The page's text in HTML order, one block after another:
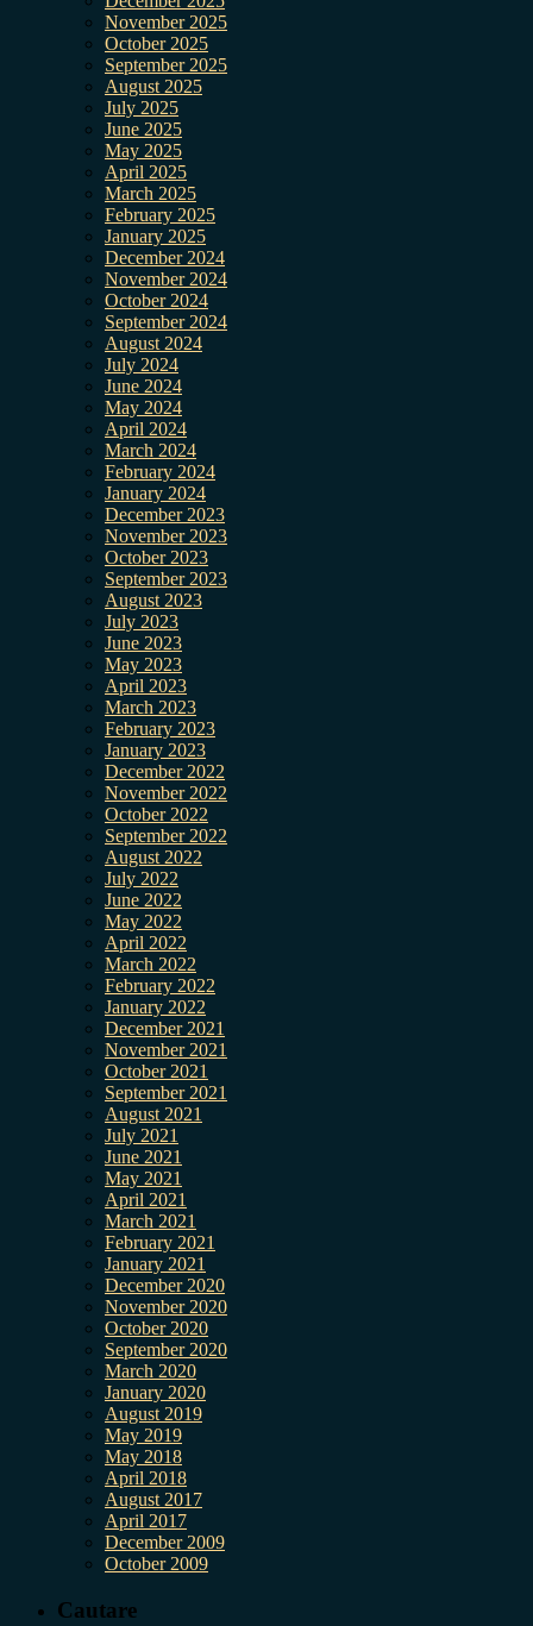
November 2025
October 2025
September 2025
August 2025
July 2025
June 2025
May 2025
April 2025
March 2025
February 2025
January 2025
December 2024
November 2024
October 2024
September 2024
August 2024
July 2024
June 2024
May 2024
April 2024
March 2024
February 2024
January 2024
December 2023
November 2023
October 2023
September 2023
August 2023
July 2023
June 2023
May 2023
April 2023
March 2023
February 2023
January 2023
December 2022
November 2022
October 2022
September 2022
August 2022
July 2022
June 2022
May 2022
April 2022
March 2022
February 2022
January 2022
December 2021
November 2021
October 2021
September 2021
August 2021
July 2021
June 2021
May 2021
April 2021
March 2021
February 2021
January 2021
December 2020
November 2020
October 2020
September 2020
March 2020
January 2020
August 2019
May 2019
May 2018
April 2018
August 2017
April 2017
December 2009
October 2009
Cautare